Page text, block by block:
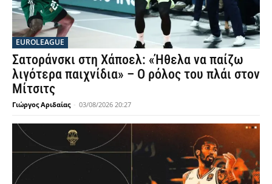
EUROLEAGUE
Σατοράνσκι στη Χάποελ: «Ήθελα να παίζω
λιγότερα παιχνίδια» – Ο ρόλος του πλάι στον
Μίτσιτς
Γιώργος Αριδαίας - 03/08/2026 20:27